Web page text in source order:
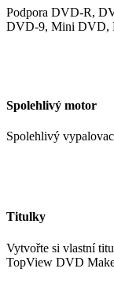
Podpora DVD-R,
DVD-9, Mini DVD,
Spolehlivý motor
Spolehlivý
Titulky
Vytvořte si vlastní
TopView DVD